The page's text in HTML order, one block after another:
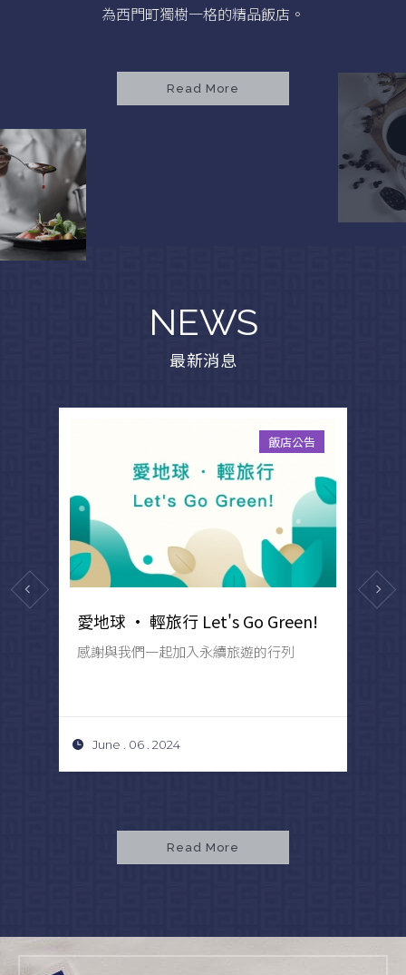
為西門町獨樹一格的精品飯店。
Read More
NEWS
最新消息
飯店公告
愛地球 · 輕旅行 Let's Go Green!
感謝與我們一起加入永續旅遊的行列
June . 06 . 2024
Read More